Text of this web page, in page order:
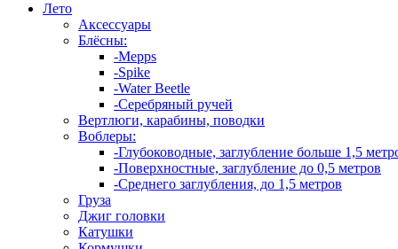
Лето
Аксессуары
Блёсны:
-Mepps
-Spike
-Water Beetle
-Серебряный ручей
Вертлюги, карабины, поводки
Воблеры:
-Глубоководные, заглубление больше 1,5
-Поверхностные, заглубление до 0,5 метров
-Среднего заглубления, до 1,5 метров
Груза
Джиг головки
Катушки